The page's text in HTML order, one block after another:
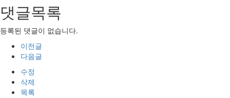
댓글목록
등록된 댓글이 없습니다.
이전글
다음글
수정
삭제
목록